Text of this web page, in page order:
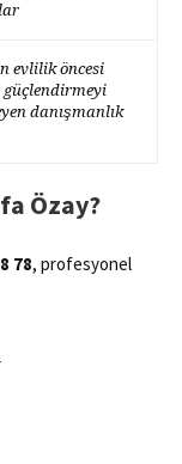
evlilik öncesi
danışmanlık
Özay?
78, profesyonel